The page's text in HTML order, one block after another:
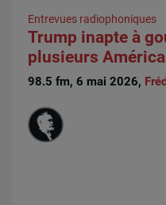
Entrevues radiophoniques
Trump inapte à
plusieurs
98.5 fm, 6 mai 2026,